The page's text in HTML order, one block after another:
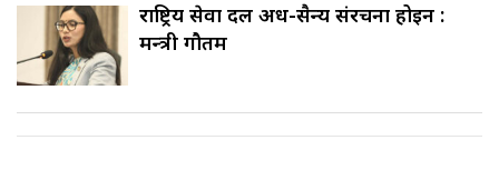
राष्ट्रिय सेवा दल अर्ध-सैन्य संरचना होइन :
मन्त्री गौतम